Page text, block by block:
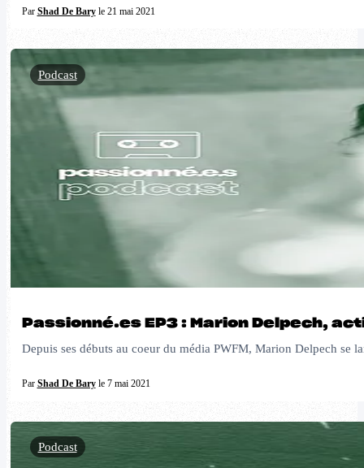
Par Shad De Baryle 21 mai 2021
Passionné.es EP3 : Marion Delpech,
Depuis ses débuts au coeur du média PWFM, Marion Delpech se
Par Shad De Baryle 7 mai 2021
Podcast
Podcast